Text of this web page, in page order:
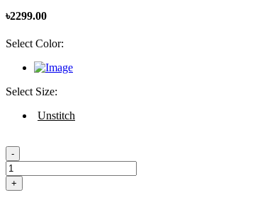
৳2299.00
Select Color:
Select Size:
Unstitch
-
+